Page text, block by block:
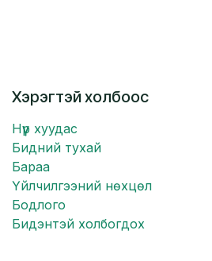
Хэрэгтэй холбоос
Нүүр хуудас
Бидний тухай
Бараа
Үйлчилгээний нөхцөл
Бодлого
Бидэнтэй холбогдох